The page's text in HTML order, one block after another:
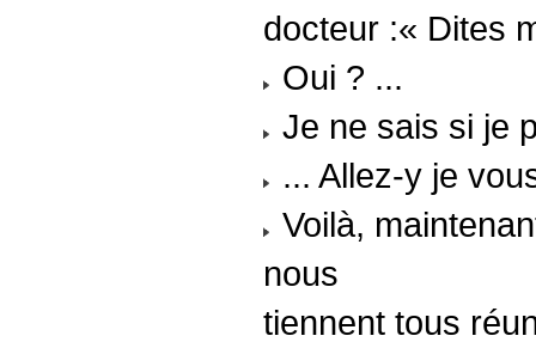
docteur :« Dites
Oui ? ...
Je ne sais si je
... Allez-y je
Voilà,
nous
tiennent tous